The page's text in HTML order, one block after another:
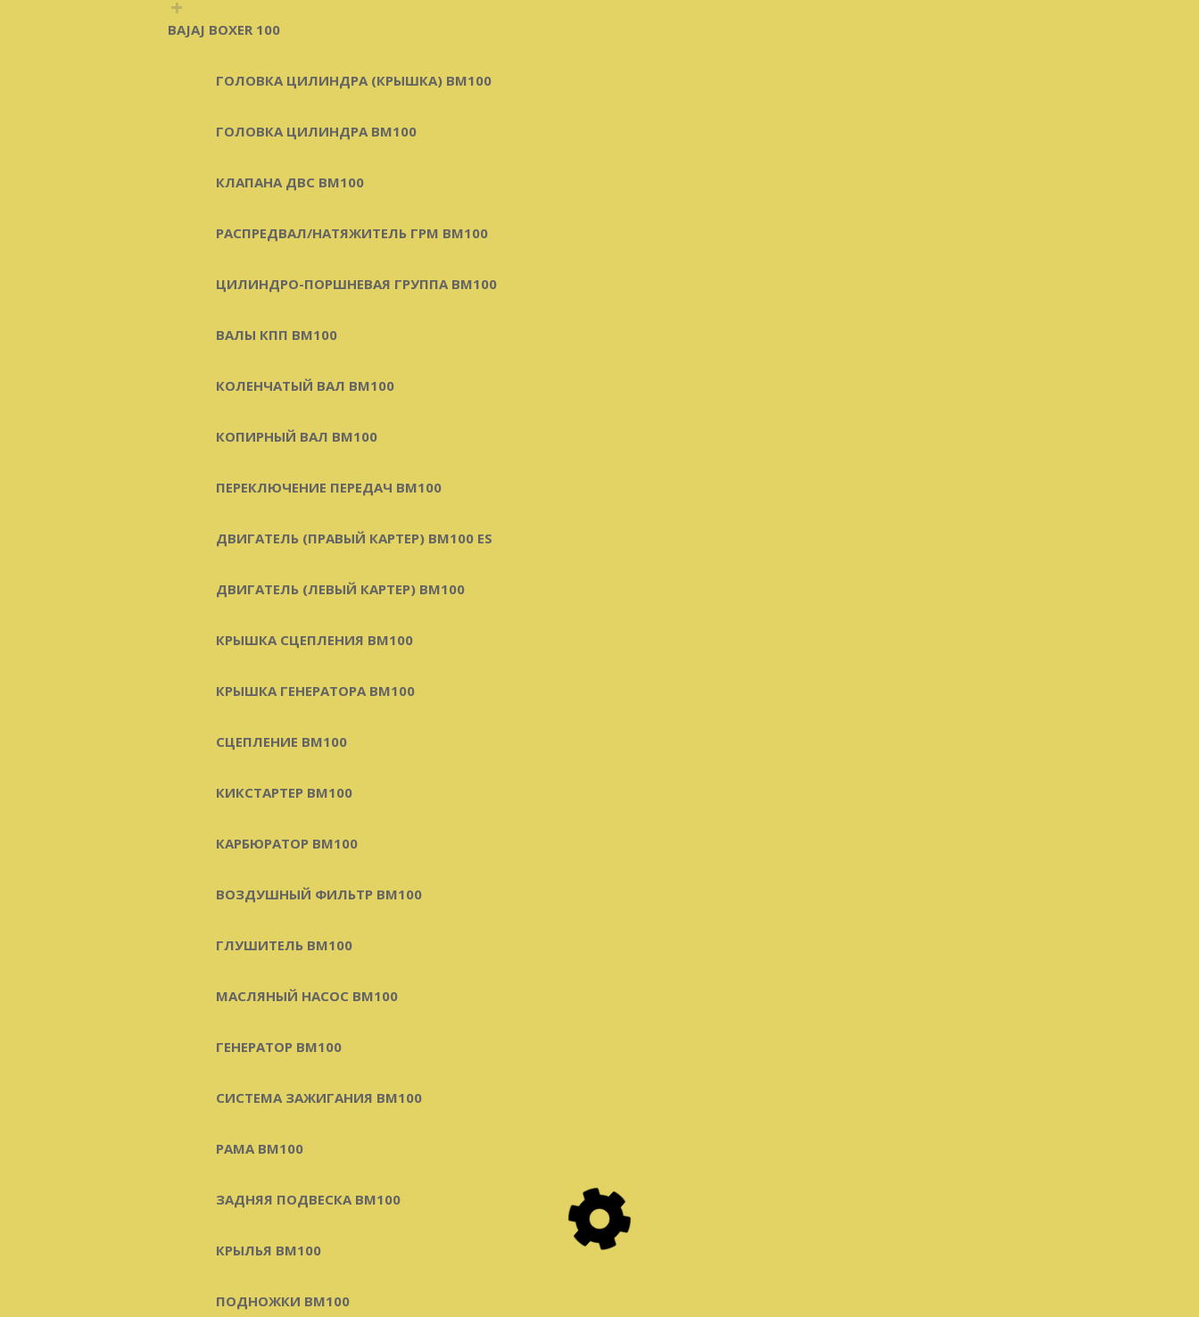
+
BAJAJ BOXER 100
ГОЛОВКА ЦИЛИНДРА (КРЫШКА) BM100
ГОЛОВКА ЦИЛИНДРА BM100
КЛАПАНА ДВС BM100
РАСПРЕДВАЛ/НАТЯЖИТЕЛЬ ГРМ BM100
ЦИЛИНДРО-ПОРШНЕВАЯ ГРУППА BM100
ВАЛЫ КПП BM100
КОЛЕНЧАТЫЙ ВАЛ BM100
КОПИРНЫЙ ВАЛ BM100
ПЕРЕКЛЮЧЕНИЕ ПЕРЕДАЧ BM100
ДВИГАТЕЛЬ (ПРАВЫЙ КАРТЕР) BM100 ES
ДВИГАТЕЛЬ (ЛЕВЫЙ КАРТЕР) BM100
КРЫШКА СЦЕПЛЕНИЯ BM100
КРЫШКА ГЕНЕРАТОРА BM100
СЦЕПЛЕНИЕ BM100
КИКСТАРТЕР BM100
КАРБЮРАТОР BM100
ВОЗДУШНЫЙ ФИЛЬТР BM100
ГЛУШИТЕЛЬ BM100
МАСЛЯНЫЙ НАСОС BM100
ГЕНЕРАТОР BM100
СИСТЕМА ЗАЖИГАНИЯ BM100
РАМА BM100
ЗАДНЯЯ ПОДВЕСКА BM100
КРЫЛЬЯ BM100
ПОДНОЖКИ BM100